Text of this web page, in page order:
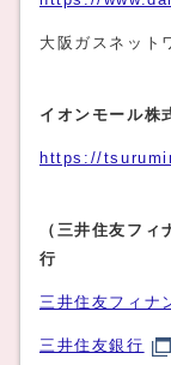
大阪ガスネッ
イオンモール
https://
（三井住友フ
行
三井住友フィナ
三井住友銀行